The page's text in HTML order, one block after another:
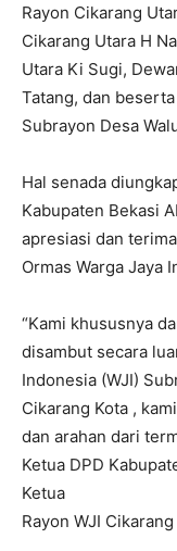
Rayon Cikarang
Cikarang Utara H
Utara Ki Sugi,
Tatang, dan
Subrayon Desa
Hal senada
Kabupaten Bekasi
apresiasi dan
Ormas Warga Jaya
“Kami khususnya
disambut secara
Indonesia (WJI)
Cikarang Kota ,
dan arahan dari
Ketua DPD
Ketua
Rayon WJI